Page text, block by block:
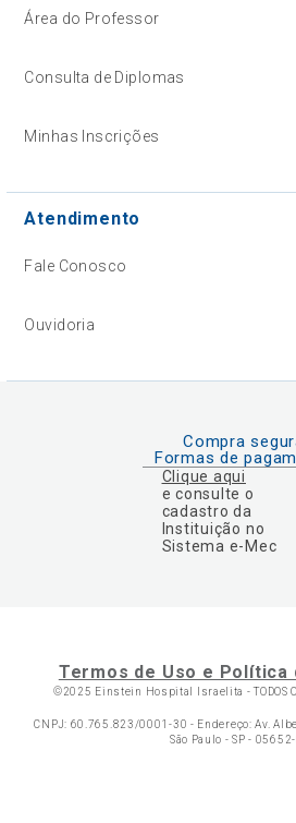
Área do Professor
Consulta de Diplomas
Minhas Inscrições
Atendimento
Fale Conosco
Ouvidoria
Compra
Formas de
Clique aqui
e consulte o
cadastro da
Instituição no
Sistema e-Mec
Termos de Uso e Política
©2025 Einstein Hospital Israelita -TODOS
CNPJ: 60.765.823/0001-30 - Endereço: Av.
São Paulo - SP -